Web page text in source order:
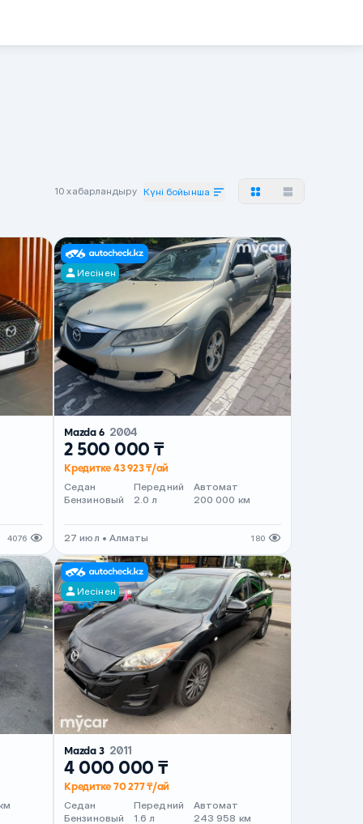
10 хабарландыру Күні бойынша
4076
Иесінен
Mazda 6 2004
2 500 000 ₸
Кредитке 43 923 ₸/ай
Седан
Бензиновый
Передний
2.0 л
Автомат
200 000 км
27 июл • Алматы 180
Иесінен
Mazda 3 2011
4 000 000 ₸
Кредитке 70 277 ₸/ай
Седан
Бензиновый
Передний
1.6 л
Автомат
243 958 км